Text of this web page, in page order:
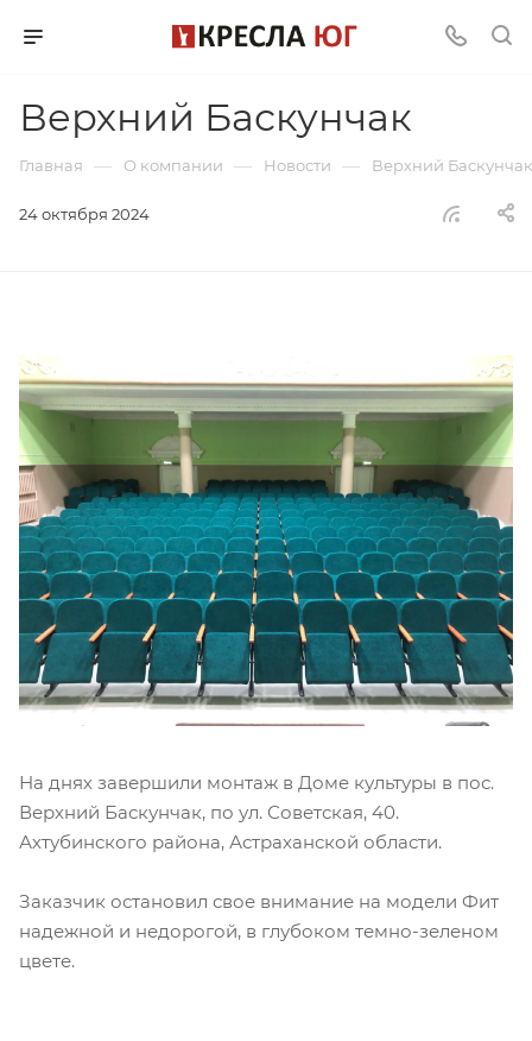
Верхний Баскунчак
Главная — О компании — Новости — Верхний Баскунчак
24 октября 2024
На днях завершили монтаж в Доме культуры в пос.
Верхний Баскунчак, по ул. Советская, 40.
Ахтубинского района, Астраханской области.
Заказчик остановил свое внимание на модели Фит
надежной и недорогой, в глубоком темно-зеленом
цвете.